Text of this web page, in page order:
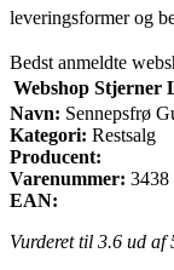
leveringsformer og
Bedst anmeldte
Webshop Stjerner
Navn: Sennepsfrø
Kategori: Restsalg
Producent:
Varenummer: 3438
EAN:
Vurderet til 3.6 ud af